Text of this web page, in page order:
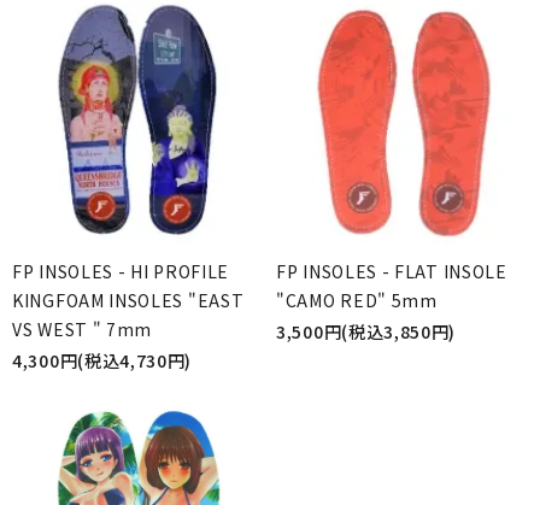
FP INSOLES - HI PROFILE
KINGFOAM INSOLES "EAST
VS WEST " 7mm
4,300円(税込4,730円)
FP INSOLES - FLAT INSOLE
"CAMO RED" 5mm
3,500円(税込3,850円)